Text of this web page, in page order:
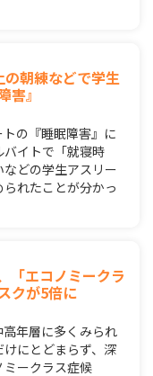
朝練などで学生
害』
の『睡眠障害』に
イトで「就寝時
どの学生アスリー
れたことが分かっ
「エコノミークラ
クが5倍に
年層に多くみられ
にとどまらず、深
ークラス症候